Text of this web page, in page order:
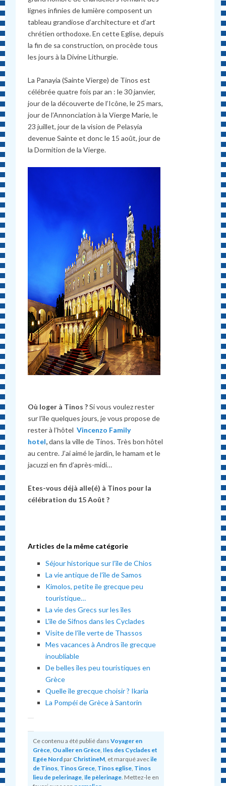
lignes infinies de lumière composent un
tableau grandiose d’architecture et d’art
chrétien orthodoxe. En cette Eglise, depuis
la fin de sa construction, on procède tous
les jours à la Divine Lithurgie.
La Panayia (Sainte Vierge) de Tinos est
célébrée quatre fois par an : le 30 janvier,
jour de la découverte de l’Icône, le 25 mars,
jour de l’Annonciation à la Vierge Marie, le
23 juillet, jour de la vision de Pelasyia
devenue Sainte et donc le 15 août, jour de
la Dormition de la Vierge.
Où loger à Tinos ?Si vous voulez rester
sur l’île quelques jours, je vous propose de
rester à l’hôtelVincenzo Family
hotel,dans la ville de Tinos. Très bon hôtel
au centre. J’ai aimé le jardin, le hamam et le
jacuzzi en fin d’après-midi…
Etes-vous déjà alle(é) à Tinos pour la
célébration du 15 Août ?
Articles de la même catégorie
Séjour historique sur l’île de Chios
La vie antique de l’île de Samos
Kimolos, petite ile grecque peu
touristique…
La vie des Grecs sur les îles
L’île de Sifnos dans les Cyclades
Visite de l’île verte de Thassos
Mes vacances à Andros île grecque
inoubliable
De belles îles peu touristiques en
Grèce
Quelle île grecque choisir ? Ikaria
La Pompéi de Grèce à Santorin
Ce contenu a été publié dansVoyager en
Grèce Ou aller en Grèce Iles des Cyclades et
Egée Nord par ChristineM , et marqué avecile
de Tinos Tinos Grece Tinos eglise Tinos
lieu de pelerinage ,île pèlerinage . Mettez-le en